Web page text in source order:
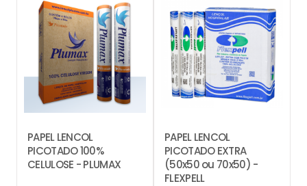
PAPEL LENCOL
PICOTADO 100%
CELULOSE - PLUMAX
PAPEL LENCOL
PICOTADO EXTRA
(50x50 ou 70x50) -
FLEXPELL